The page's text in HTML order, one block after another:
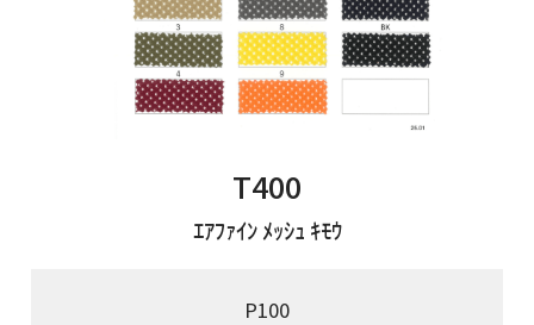
T400
ｴｱﾌｧｲﾝ ﾒｯｼｭ ｷﾓｳ
P100